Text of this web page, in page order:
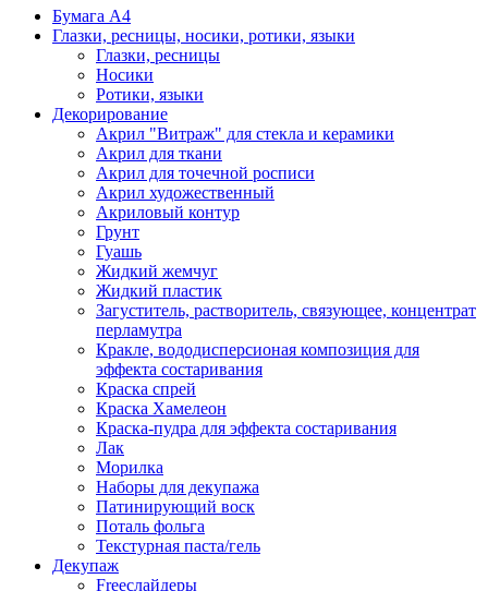
Бумага А4
Глазки, ресницы, носики, ротики, языки
Глазки, ресницы
Носики
Ротики, языки
Декорирование
Акрил "Витраж" для стекла и керамики
Акрил для ткани
Акрил для точечной росписи
Акрил художественный
Акриловый контур
Грунт
Гуашь
Жидкий жемчуг
Жидкий пластик
Загуститель, растворитель, связующее, концентрат
перламутра
Кракле, вододисперсионая композиция для
эффекта состаривания
Краска спрей
Краска Хамелеон
Краска-пудра для эффекта состаривания
Лак
Морилка
Наборы для декупажа
Патинирующий воск
Поталь фольга
Текстурная паста/гель
Декупаж
Freeслайдеры